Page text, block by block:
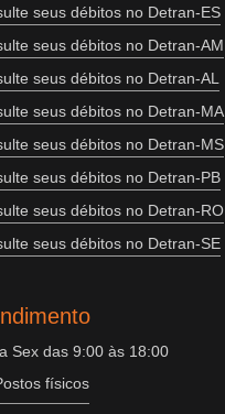
seus débitos no Detran-ES
seus débitos no Detran-AM
seus débitos no Detran-AL
seus débitos no Detran-MA
seus débitos no Detran-MS
seus débitos no Detran-PB
seus débitos no Detran-RO
seus débitos no Detran-SE
Sex das 9:00 às 18:00
físicos